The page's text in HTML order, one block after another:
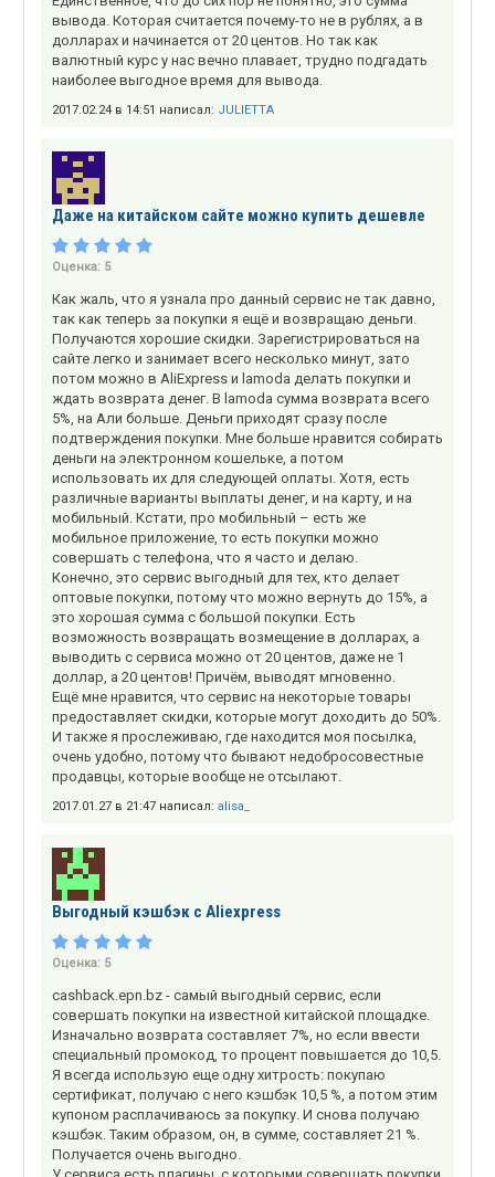
вывода. Которая считается почему-то не в рублях, а в
долларах и начинается от 20 центов. Но так как
валютный курс у нас вечно плавает, трудно подгадать
наиболее выгодное время для вывода.
2017.02.24 в 14:51 написал: JULIETTA
Даже на китайском сайте можно купить дешевле
Оценка: 5
Как жаль, что я узнала про данный сервис не так давно,
так как теперь за покупки я ещё и возвращаю деньги.
Получаются хорошие скидки. Зарегистрироваться на
сайте легко и занимает всего несколько минут, зато
потом можно в AliExpress и lamoda делать покупки и
ждать возврата денег. В lamoda сумма возврата всего
5%, на Али больше. Деньги приходят сразу после
подтверждения покупки. Мне больше нравится собирать
деньги на электронном кошельке, а потом
использовать их для следующей оплаты. Хотя, есть
различные варианты выплаты денег, и на карту, и на
мобильный. Кстати, про мобильный – есть же
мобильное приложение, то есть покупки можно
совершать с телефона, что я часто и делаю.
Конечно, это сервис выгодный для тех, кто делает
оптовые покупки, потому что можно вернуть до 15%, а
это хорошая сумма с большой покупки. Есть
возможность возвращать возмещение в долларах, а
выводить с сервиса можно от 20 центов, даже не 1
доллар, а 20 центов! Причём, выводят мгновенно.
Ещё мне нравится, что сервис на некоторые товары
предоставляет скидки, которые могут доходить до 50%.
И также я прослеживаю, где находится моя посылка,
очень удобно, потому что бывают недобросовестные
продавцы, которые вообще не отсылают.
2017.01.27 в 21:47 написал: alisa_
Выгодный кэшбэк с Aliexpress
Оценка: 5
cashback.epn.bz - самый выгодный сервис, если
совершать покупки на известной китайской площадке.
Изначально возврата составляет 7%, но если ввести
специальный промокод, то процент повышается до 10,5.
Я всегда использую еще одну хитрость: покупаю
сертификат, получаю с него кэшбэк 10,5 %, а потом этим
купоном расплачиваюсь за покупку. И снова получаю
кэшбэк. Таким образом, он, в сумме, составляет 21 %.
Получается очень выгодно.